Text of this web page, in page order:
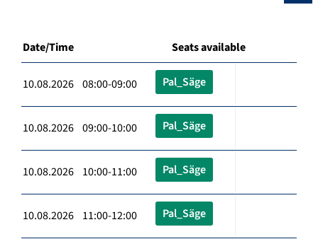
Date/Time Seats available
10.08.2026 08:00-09:00 Pal_Säge
10.08.2026 09:00-10:00 Pal_Säge
10.08.2026 10:00-11:00 Pal_Säge
10.08.2026 11:00-12:00 Pal_Säge